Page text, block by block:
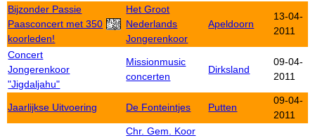
Bijzonder Passie
Paasconcert met 350
koorleden!
Het Groot
Nederlands
Jongerenkoor
Apeldoorn
13-04-
2011
Concert
Jongerenkoor
"Jigdaljahu"
Missionmusic
concerten
Dirksland
09-04-
2011
Jaarlijkse Uitvoering De Fonteintjes Putten
09-04-
2011
Chr. Gem. Koor